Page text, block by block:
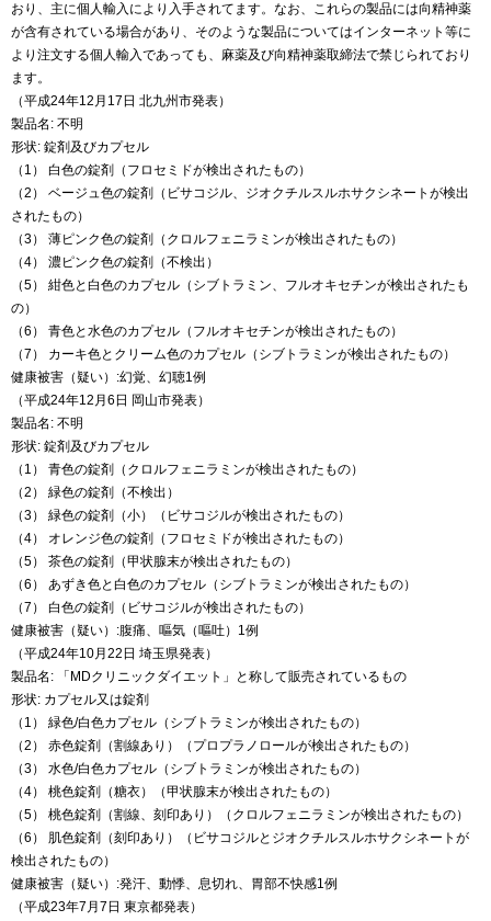
おり、主に個人輸入により入手されてます。なお、これらの製品には向精神薬
が含有されている場合があり、そのような製品についてはインターネット等に
より注文する個人輸入であっても、麻薬及び向精神薬取締法で禁じられており
ます。
（平成24年12月17日 北九州市発表）
製品名: 不明
形状: 錠剤及びカプセル
（1） 白色の錠剤（フロセミドが検出されたもの）
（2） ベージュ色の錠剤（ビサコジル、ジオクチルスルホサクシネートが検出
されたもの）
（3） 薄ピンク色の錠剤（クロルフェニラミンが検出されたもの）
（4） 濃ピンク色の錠剤（不検出）
（5） 紺色と白色のカプセル（シブトラミン、フルオキセチンが検出されたも
の）
（6） 青色と水色のカプセル（フルオキセチンが検出されたもの）
（7） カーキ色とクリーム色のカプセル（シブトラミンが検出されたもの）
健康被害（疑い）:幻覚、幻聴1例
（平成24年12月6日 岡山市発表）
製品名: 不明
形状: 錠剤及びカプセル
（1） 青色の錠剤（クロルフェニラミンが検出されたもの）
（2） 緑色の錠剤（不検出）
（3） 緑色の錠剤（小）（ビサコジルが検出されたもの）
（4） オレンジ色の錠剤（フロセミドが検出されたもの）
（5） 茶色の錠剤（甲状腺末が検出されたもの）
（6） あずき色と白色のカプセル（シブトラミンが検出されたもの）
（7） 白色の錠剤（ビサコジルが検出されたもの）
健康被害（疑い）:腹痛、嘔気（嘔吐）1例
（平成24年10月22日 埼玉県発表）
製品名: 「MDクリニックダイエット」と称して販売されているもの
形状: カプセル又は錠剤
（1） 緑色/白色カプセル（シブトラミンが検出されたもの）
（2） 赤色錠剤（割線あり）（プロプラノロールが検出されたもの）
（3） 水色/白色カプセル（シブトラミンが検出されたもの）
（4） 桃色錠剤（糖衣）（甲状腺末が検出されたもの）
（5） 桃色錠剤（割線、刻印あり）（クロルフェニラミンが検出されたもの）
（6） 肌色錠剤（刻印あり）（ビサコジルとジオクチルスルホサクシネートが
検出されたもの）
健康被害（疑い）:発汗、動悸、息切れ、胃部不快感1例
（平成23年7月7日 東京都発表）